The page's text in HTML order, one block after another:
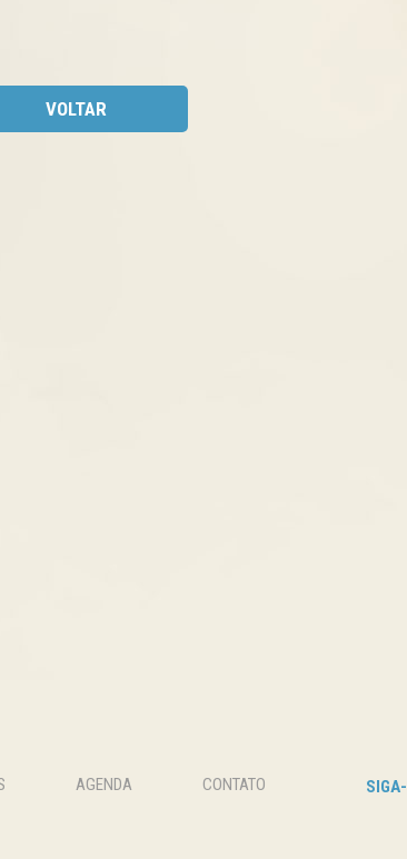
VOLTAR
AGENDA CONTATO